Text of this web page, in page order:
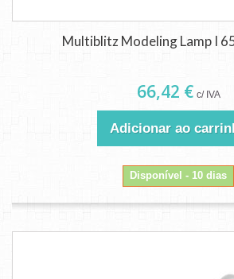
Multiblitz Modeling Lamp I
66,42 € c/ IVA
Adicionar ao
Disponível - 10 dias